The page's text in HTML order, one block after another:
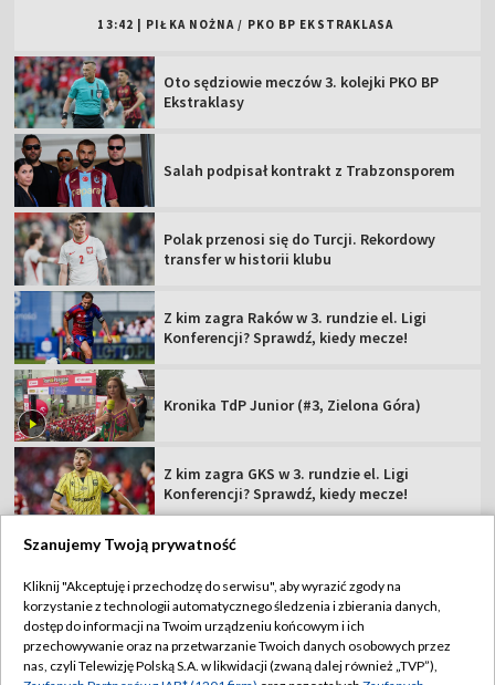
13:42 | PIŁKA NOŻNA / PKO BP EKSTRAKLASA
Oto sędziowie meczów 3. kolejki PKO BP
Ekstraklasy
Salah podpisał kontrakt z Trabzonsporem
Polak przenosi się do Turcji. Rekordowy
transfer w historii klubu
Z kim zagra Raków w 3. rundzie el. Ligi
Konferencji? Sprawdź, kiedy mecze!
Kronika TdP Junior (#3, Zielona Góra)
Z kim zagra GKS w 3. rundzie el. Ligi
Konferencji? Sprawdź, kiedy mecze!
TVP
Abonament TVP
Regulamin TVP
Szanujemy Twoją prywatność
Kliknij "Akceptuję i przechodzę do serwisu", aby wyrazić zgody na
korzystanie z technologii automatycznego śledzenia i zbierania danych,
dostęp do informacji na Twoim urządzeniu końcowym i ich
przechowywanie oraz na przetwarzanie Twoich danych osobowych przez
nas, czyli Telewizję Polską S.A. w likwidacji (zwaną dalej również „TVP”),